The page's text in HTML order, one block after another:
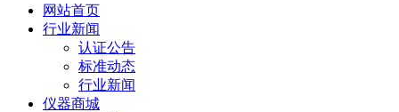
网站首页
行业新闻
认证公告
标准动态
行业新闻
仪器商城